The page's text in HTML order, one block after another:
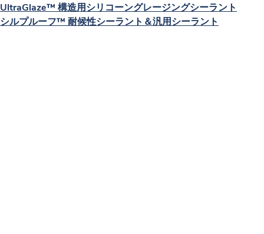
UltraGlaze™ 構造用シリコーングレージングシーラント
シルプルーフ™ 耐候性シーラント＆汎用シーラント